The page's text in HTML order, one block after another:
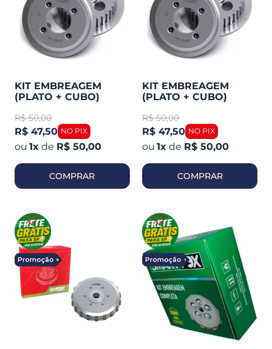
KIT EMBREAGEM
(PLATO + CUBO)
/ BROS 150 WGK
10118461
R$ 50,00
R$ 47,50
1x de R$ 50,00
COMPRAR
KIT EMBREAGEM
(PLATO + CUBO)
BROZ - WGK 10118531
R$ 50,00
R$ 47,50
1x de R$ 50,00
COMPRAR